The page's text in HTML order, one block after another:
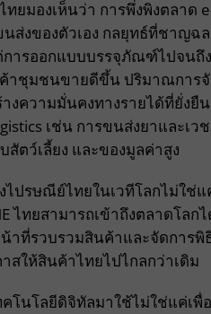
ยมองเห็นว่า การพึ่งพิงตลาด
ส่งของตัวเอง กลยุทธ์ที่ชาญ
รออกแบบบรรจุภัณฑ์ไปจนถึ
าชุมชนขายดีขึ้น ปริมาณการ
งความมั่นคงทางรายได้ที่ยั่ง
เช่น การขนส่งยาและเ
ตว์เลี้ยง และของมูลค่าสูง
ปรษณีย์ไทยในเวทีโลกไม่ใช่แ
ไทยสามารถเข้าถึงตลาดโล
าที่รวบรวมสินค้าและจัดการพิ
สให้สินค้าไทยไปไกลกว่าเดิม
โนโลยีดิจิทัลมาใช้ไม่ใช่แค่เพื่